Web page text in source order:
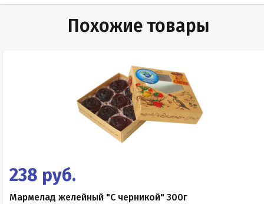
Похожие товары
238 руб.
Мармелад желейный "С черникой" 300г